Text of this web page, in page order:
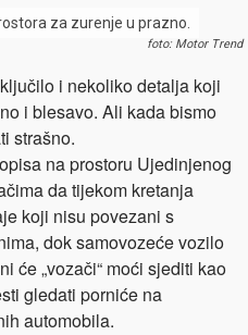
za zurenje u prazno.
foto: Motor Trend
i nekoliko detalja koji
i blesavo. Ali kada bismo
strašno.
na prostoru Ujedinjenog
da tijekom kretanja
koji nisu povezani s
dok samovozeće vozilo
će „vozači“ moći sjediti kao
gledati porniće na
automobila.